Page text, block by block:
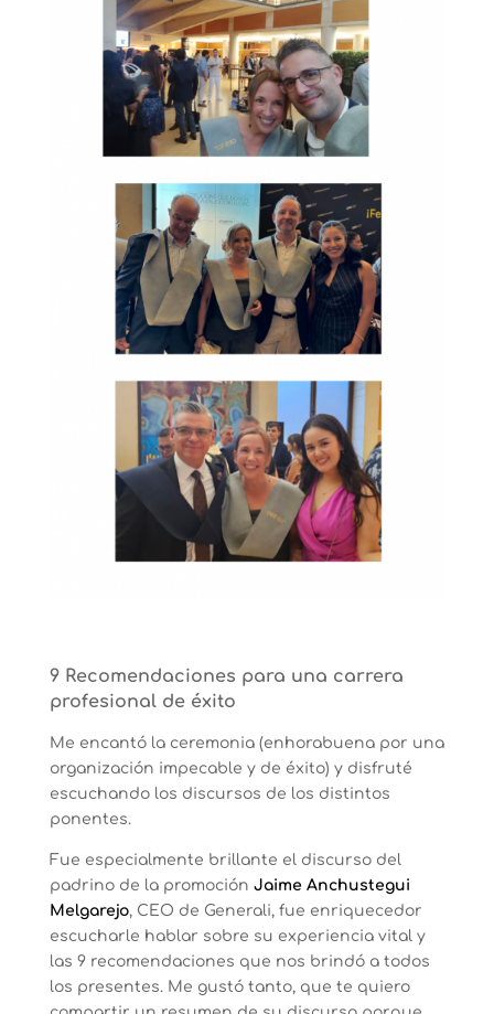
9 Recomendaciones para una carrera
profesional de éxito
Me encantó la ceremonia (enhorabuena por una
organización impecable y de éxito) y disfruté
escuchando los discursos de los distintos
ponentes.
Fue especialmente brillante el discurso del
padrino de la promoción Jaime Anchustegui
Melgarejo, CEO de Generali, fue enriquecedor
escucharle hablar sobre su experiencia vital y
las 9 recomendaciones que nos brindó a todos
los presentes. Me gustó tanto, que te quiero